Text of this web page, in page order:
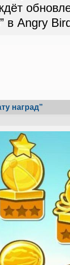
в Angry
наград”